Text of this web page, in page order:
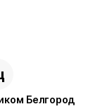
Белгород